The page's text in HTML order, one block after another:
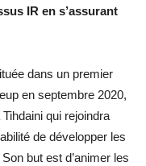
IR en s’assurant
dans un premier
en septembre 2020,
qui rejoindra
de développer les
but est d’animer les